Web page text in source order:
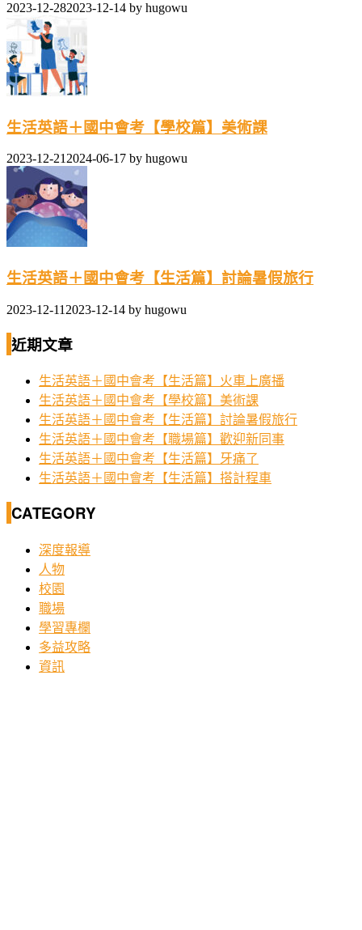
2023-12-282023-12-14 by hugowu
生活英語＋國中會考【學校篇】美術課
2023-12-212024-06-17 by hugowu
生活英語＋國中會考【生活篇】討論暑假旅行
2023-12-11 2023-12-14 by hugowu
近期文章
生活英語＋國中會考【生活篇】火車上廣播
生活英語＋國中會考【學校篇】美術課
生活英語＋國中會考【生活篇】討論暑假旅行
生活英語＋國中會考【職場篇】歡迎新同事
生活英語＋國中會考【生活篇】牙痛了
生活英語＋國中會考【生活篇】搭計程車
CATEGORY
深度報導
人物
校園
職場
學習專欄
多益攻略
資訊